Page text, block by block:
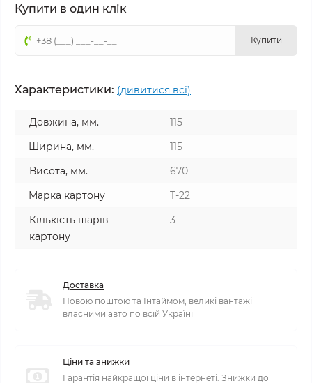
Купити в один клік
Купити
Характеристики: (дивитися всі)
Довжина, мм.
115
Ширина, мм.
115
Висота, мм.
670
Марка картону
T-22
Кількість шарів
картону
3
Доставка
Новою поштою та Інтаймом, великі вантажі
власними авто по всій Україні
Ціни та знижки
Гарантія найкращої ціни в інтернеті. Знижки до